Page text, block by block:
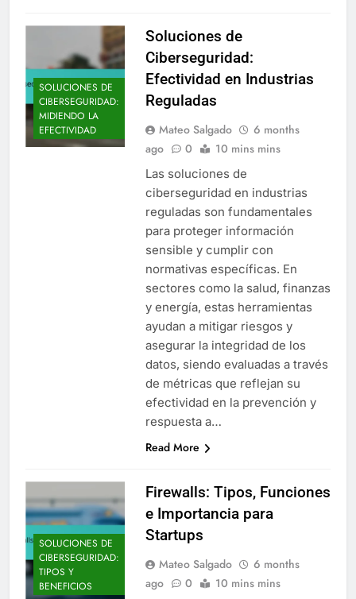
SOLUCIONES DE
CIBERSEGURIDAD:
MIDIENDO LA
EFECTIVIDAD
Soluciones de
Ciberseguridad:
Efectividad en Industrias
Reguladas
Mateo Salgado
6 months
ago
0 10 mins mins
Las soluciones de
ciberseguridad en industrias
reguladas son fundamentales
para proteger información
sensible y cumplir con
normativas específicas. En
sectores como la salud, finanzas
y energía, estas herramientas
ayudan a mitigar riesgos y
asegurar la integridad de los
datos, siendo evaluadas a través
de métricas que reflejan su
efectividad en la prevención y
respuesta a…
Read More
SOLUCIONES DE
CIBERSEGURIDAD:
TIPOS Y
BENEFICIOS
Firewalls: Tipos, Funciones
e Importancia para
Startups
Mateo Salgado
6 months
ago
0 10 mins mins